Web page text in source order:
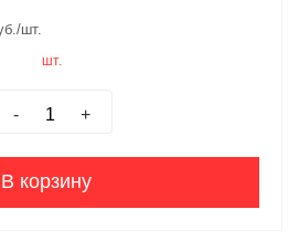
шт.
шт.
- +
В корзину